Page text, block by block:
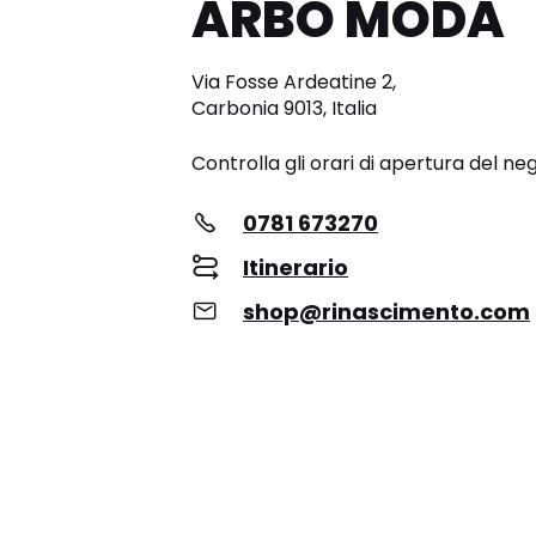
ARBO MODA
Via Fosse Ardeatine 2,
Carbonia 9013, Italia
Controlla gli orari di apertura del
0781 673270
Itinerario
shop@rinascimento.com